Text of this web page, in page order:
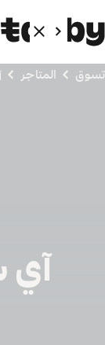
تسوق المتاجر
آي